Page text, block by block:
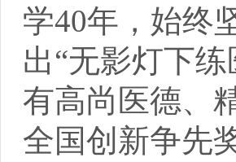
学40年，始终
出“无影灯下
有高尚医德、
全国创新争先